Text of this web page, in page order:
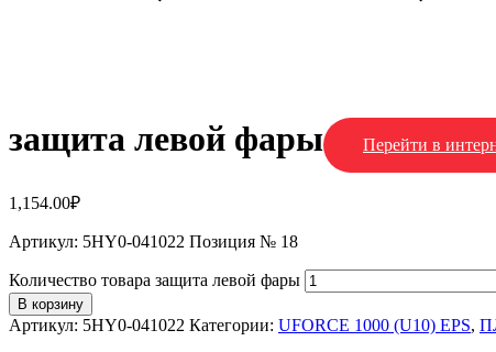
защита левой фары Перейти в
1,154.00₽
Артикул: 5HY0-041022 Позиция № 18
Количество товара защита левой фары
В корзину
Артикул: 5HY0-041022 Категории: UFORCE 1000 (U10) EPS,